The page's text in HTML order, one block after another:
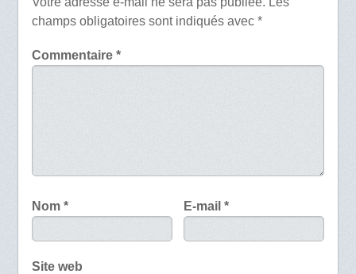
champs obligatoires sont indiqués avec *
Commentaire *
Nom * E-mail*
Site web